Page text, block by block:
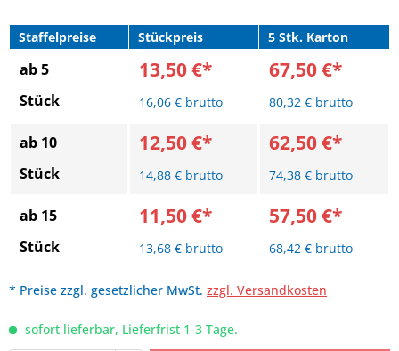
Staffelpreise Stückpreis 5 Stk. Karton
ab 5
Stück
13,50 €*
16,06 € brutto
67,50 €*
80,32 € brutto
ab 10
Stück
12,50 €*
14,88 € brutto
62,50 €*
74,38 € brutto
ab 15
Stück
11,50 €*
13,68 € brutto
57,50 €*
68,42 € brutto
* Preise zzgl. gesetzlicher MwSt. zzgl. Versandkosten
sofort lieferbar, Lieferfrist 1-3 Tage.